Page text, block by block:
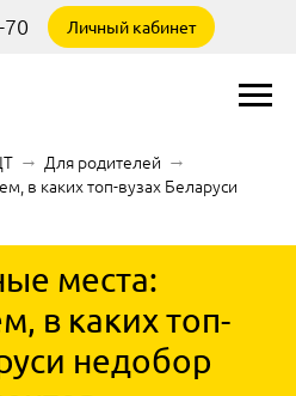
Личный кабинет
→ Для родителей →
в каких топ-вузах Беларуси
места:
в каких топ-
недобор